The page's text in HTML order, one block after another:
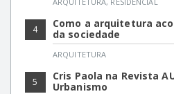
4
Como a arquitetura
da sociedade
ARQUITETURA
5
Cris Paola na Revista
Urbanismo